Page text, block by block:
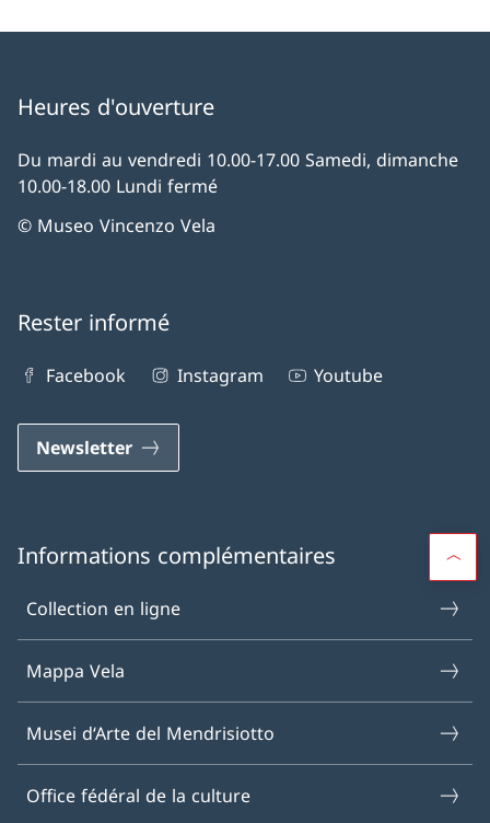
Heures d'ouverture
Du mardi au vendredi 10.00-17.00 Samedi, dimanche
10.00-18.00 Lundi fermé
© Museo Vincenzo Vela
Rester informé
Facebook Instagram Youtube
Newsletter
Informations complémentaires
Collection en ligne
Mappa Vela
Musei d‘Arte del Mendrisiotto
Office fédéral de la culture